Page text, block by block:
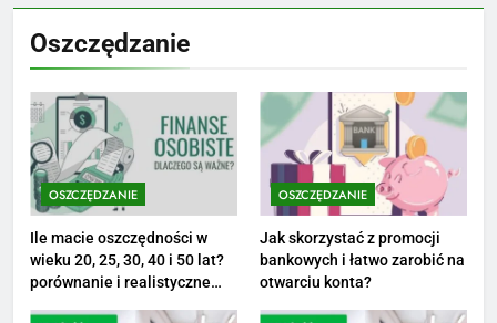
1
Ile zarabia striptizer: poznaj
aktualne stawki męskiego
striptizera
ZAROBKI
2
Ile zarabia psycholog szkolny:
Oszczędzanie
OSZCZĘDZANIE
Ile macie oszczędności w
wieku 20, 25, 30, 40 i 50 lat?
porównanie i realistyczne
OSZCZĘDZANIE
Jak skorzystać z promocji
bankowych i łatwo zarobić na
otwarciu konta?